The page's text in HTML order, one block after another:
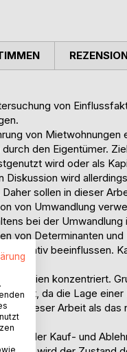
von
von Mietwohnungen
den Eigentümer.
wird oder als
wird
sollen in dieser
von Umwandlung
bei der Umwandlung
von Determinanten
negativ beeinflussen.
konzentriert.
hat, da die Lage
in dieser Arbeit als
der Kauf- und